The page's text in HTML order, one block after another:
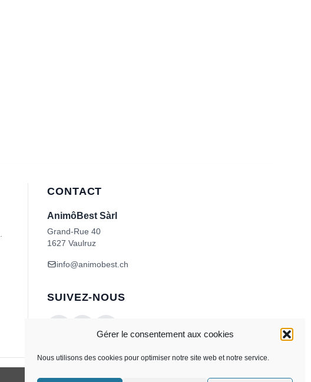
Gérer le consentement aux cookies
Nous utilisons des cookies pour optimiser notre site web et notre service.
CONTACT
AnimôBest Sàrl
Grand-Rue 40
1627 Vaulruz
info@animobest.ch
SUIVEZ-NOUS